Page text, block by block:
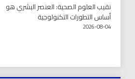
نقيب العلوم الصحية: العنصر البشري هو
أساس التطورات التكنولوجية
2026-08-04